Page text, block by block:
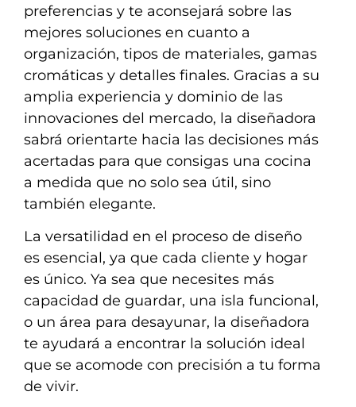
preferencias y te aconsejará sobre las
mejores soluciones en cuanto a
organización, tipos de materiales, gamas
cromáticas y detalles finales. Gracias a su
amplia experiencia y dominio de las
innovaciones del mercado, la diseñadora
sabrá orientarte hacia las decisiones más
acertadas para que consigas una cocina
a medida que no solo sea útil, sino
también elegante.
La versatilidad en el proceso de diseño
es esencial, ya que cada cliente y hogar
es único. Ya sea que necesites más
capacidad de guardar, una isla funcional,
o un área para desayunar, la diseñadora
te ayudará a encontrar la solución ideal
que se acomode con precisión a tu forma
de vivir.